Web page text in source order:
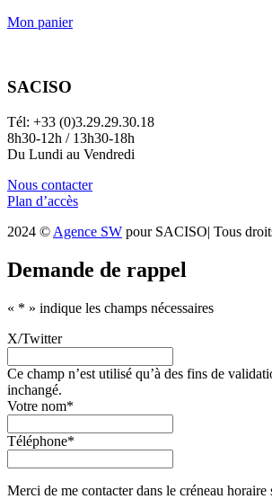
Mon panier
SACISO
Tél: +33 (0)3.29.29.30.18
8h30-12h / 13h30-18h
Du Lundi au Vendredi
Nous contacter
Plan d’accès
2024 © Agence SW pour SACISO| Tous
Demande de rappel
« * » indique les champs nécessaires
X/Twitter
Ce champ n’est utilisé qu’à des fins de
inchangé.
Votre nom*
Téléphone*
Merci de me contacter dans le créneau horaire